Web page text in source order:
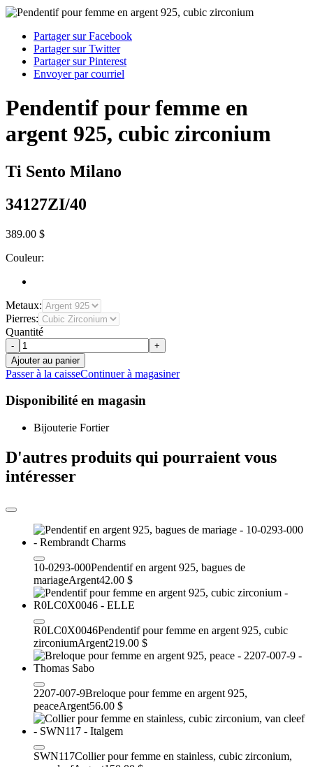
Partager sur Facebook
Partager sur Twitter
Partager sur Pinterest
Envoyer par courriel
Pendentif pour femme en
argent 925, cubic zirconium
Ti Sento Milano
34127ZI/40
389.00 $
Couleur:
Metaux:
Pierres:
Quantité
-
+
Ajouter au panier
Passer à la caisseContinuer à magasiner
Disponibilité en magasin
Bijouterie Fortier
D'autres produits qui pourraient vous
intéresser
10-0293-000Pendentif en argent 925, bagues de
mariageArgent42.00 $
R0LC0X0046Pendentif pour femme en argent 925, cubic
zirconiumArgent219.00 $
2207-007-9Breloque pour femme en argent 925,
peaceArgent56.00 $
SWN117Collier pour femme en stainless, cubic zirconium,